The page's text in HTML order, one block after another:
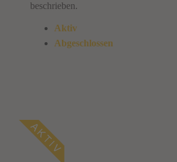
beschrieben.
Aktiv
Abgeschlossen